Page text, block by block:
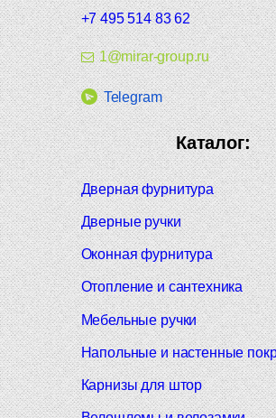
+7 495 514 83 62
1@mirar-group.ru
Telegram
Каталог:
Дверная фурнитура
Дверные ручки
Оконная фурнитура
Отопление и сантехника
Мебельные ручки
Напольные и настенные
Карнизы для штор